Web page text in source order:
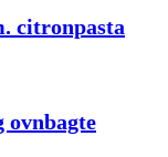
citronpasta
ovnbagte